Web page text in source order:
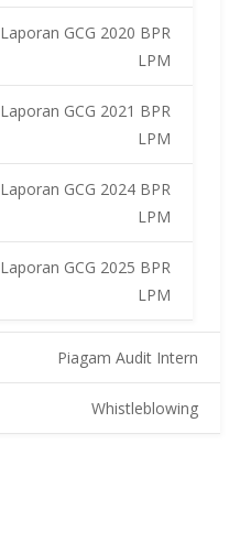
Laporan GCG 2020 BPR
LPM
Laporan GCG 2021 BPR
LPM
Laporan GCG 2024 BPR
LPM
Laporan GCG 2025 BPR
LPM
Piagam Audit Intern
Whistleblowing